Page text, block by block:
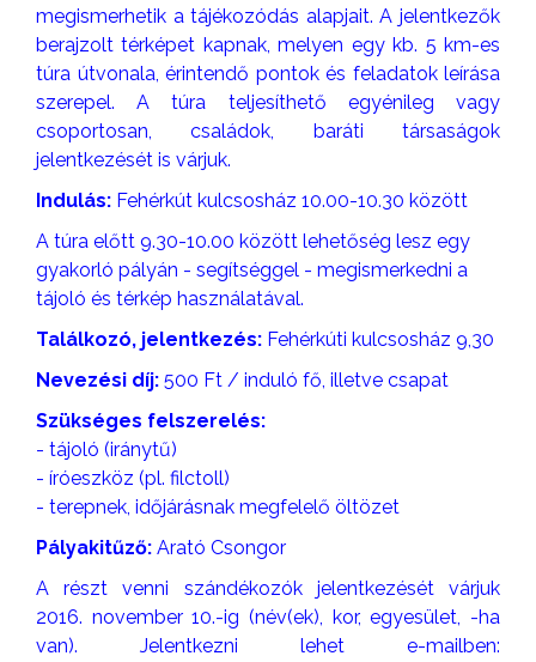
megismerhetik a tájékozódás alapjait. A jelentkezők
berajzolt térképet kapnak, melyen egy kb. 5 km-es
túra útvonala, érintendő pontok és feladatok leírása
szerepel. A túra teljesíthető egyénileg vagy
csoportosan, családok, baráti társaságok
jelentkezését is várjuk.
Indulás: Fehérkút kulcsosház 10.00-10.30 között
A túra előtt 9.30-10.00 között lehetőség lesz egy
gyakorló pályán - segítséggel - megismerkedni a
tájoló és térkép használatával.
Találkozó, jelentkezés: Fehérkúti kulcsosház 9,30
Nevezési díj: 500 Ft / induló fő, illetve csapat
Szükséges felszerelés:
- tájoló (iránytű)
- íróeszköz (pl. filctoll)
- terepnek, időjárásnak megfelelő öltözet
Pályakitűző: Arató Csongor
A részt venni szándékozók jelentkezését várjuk
2016. november 10.-ig (név(ek), kor, egyesület, -ha
van). Jelentkezni lehet e-mailben: